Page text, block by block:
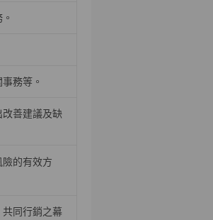
務等。
善建議及缺
的有效方
同行銷之幕